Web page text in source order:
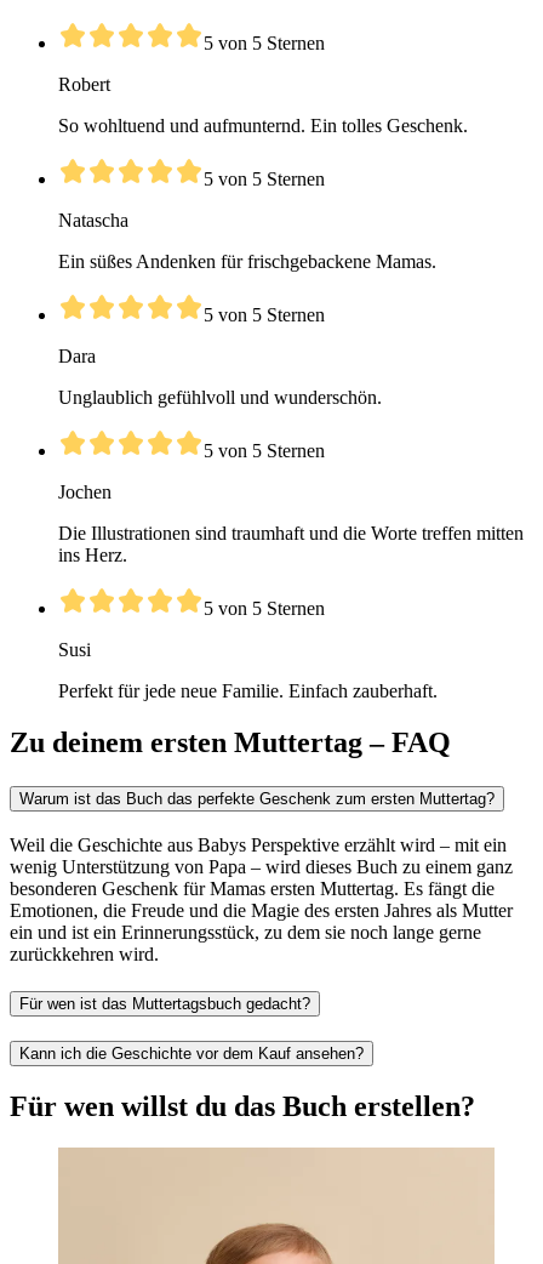
5 von 5 Sternen
Robert
So wohltuend und aufmunternd. Ein tolles Geschenk.
5 von 5 Sternen
Natascha
Ein süßes Andenken für frischgebackene Mamas.
5 von 5 Sternen
Dara
Unglaublich gefühlvoll und wunderschön.
5 von 5 Sternen
Jochen
Die Illustrationen sind traumhaft und die Worte treffen mitten
ins Herz.
5 von 5 Sternen
Susi
Perfekt für jede neue Familie. Einfach zauberhaft.
Zu deinem ersten Muttertag – FAQ
Warum ist das Buch das perfekte Geschenk zum ersten Muttertag?
Weil die Geschichte aus Babys Perspektive erzählt wird – mit ein
wenig Unterstützung von Papa – wird dieses Buch zu einem ganz
besonderen Geschenk für Mamas ersten Muttertag. Es fängt die
Emotionen, die Freude und die Magie des ersten Jahres als Mutter
ein und ist ein Erinnerungsstück, zu dem sie noch lange gerne
zurückkehren wird.
Für wen ist das Muttertagsbuch gedacht?
Kann ich die Geschichte vor dem Kauf ansehen?
Für wen willst du das Buch erstellen?